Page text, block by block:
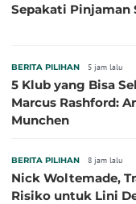
Sepakati Pinjaman
BERITA PILIHAN 5 jam lalu
5 Klub yang Bisa
Marcus Rashford:
Munchen
BERITA PILIHAN 8 jam lalu
Nick Woltemade,
Risiko untuk Lini